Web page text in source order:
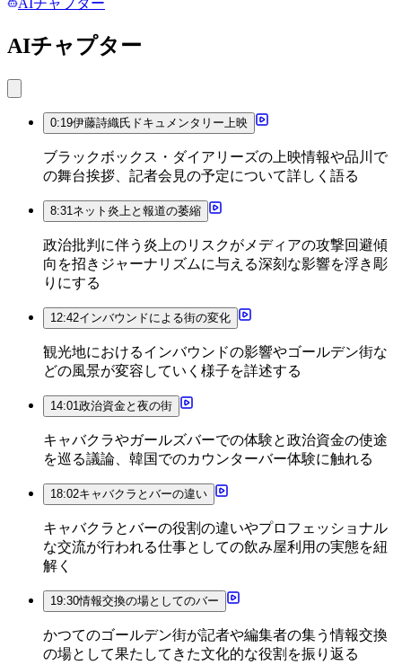
AIチャプター
AIチャプター
0:19伊藤詩織氏ドキュメンタリー上映
ブラックボックス・ダイアリーズの上映情報や品川で
の舞台挨拶、記者会見の予定について詳しく語る
8:31ネット炎上と報道の萎縮
政治批判に伴う炎上のリスクがメディアの攻撃回避傾
向を招きジャーナリズムに与える深刻な影響を浮き彫
りにする
12:42インバウンドによる街の変化
観光地におけるインバウンドの影響やゴールデン街な
どの風景が変容していく様子を詳述する
14:01政治資金と夜の街
キャバクラやガールズバーでの体験と政治資金の使途
を巡る議論、韓国でのカウンターバー体験に触れる
18:02キャバクラとバーの違い
キャバクラとバーの役割の違いやプロフェッショナル
な交流が行われる仕事としての飲み屋利用の実態を紐
解く
19:30情報交換の場としてのバー
かつてのゴールデン街が記者や編集者の集う情報交換
の場として果たしてきた文化的な役割を振り返る